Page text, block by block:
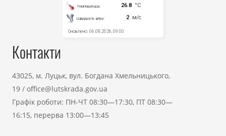
Контакти
43025, м. Луцьк, вул. Богдана Хмельницького,
19 / office@lutskrada.gov.ua
Графік роботи: ПН-ЧТ 08:30—17:30, ПТ 08:30—
16:15, перерва 13:00—13:45